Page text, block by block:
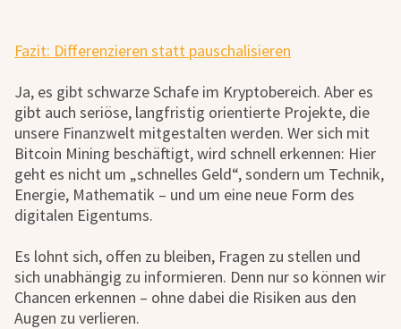
Fazit: Differenzieren statt pauschalisieren
Ja, es gibt schwarze Schafe im Kryptobereich. Aber es
gibt auch seriöse, langfristig orientierte Projekte, die
unsere Finanzwelt mitgestalten werden. Wer sich mit
Bitcoin Mining beschäftigt, wird schnell erkennen: Hier
geht es nicht um „schnelles Geld“, sondern um Technik,
Energie, Mathematik – und um eine neue Form des
digitalen Eigentums.
Es lohnt sich, offen zu bleiben, Fragen zu stellen und
sich unabhängig zu informieren. Denn nur so können wir
Chancen erkennen – ohne dabei die Risiken aus den
Augen zu verlieren.